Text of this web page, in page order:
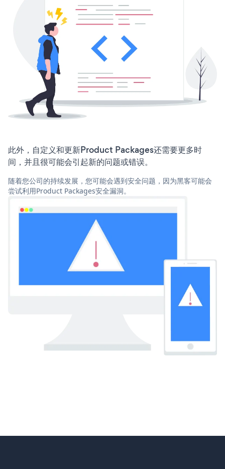
此外，自定义和更新Product Packages还需要更多时
间，并且很可能会引起新的问题或错误。
随着您公司的持续发展，您可能会遇到安全问题，因为黑客可能会
尝试利用Product Packages安全漏洞。